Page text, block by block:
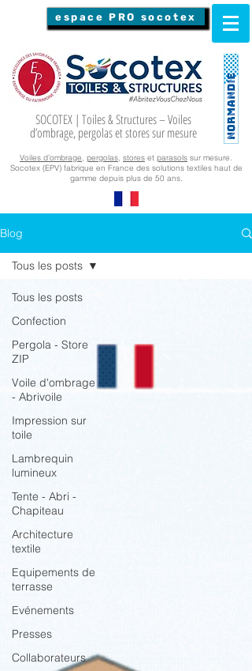
espace PRO socotex
SOCOTEX | Toiles & Structures – Voiles
d’ombrage, pergolas et stores sur mesure
Voiles d’ombrage, pergolas, stores et parasols sur mesure.
Socotex (EPV) fabrique en France des solutions textiles haut de
gamme depuis plus de 50 ans.
Blog
Tous les posts
Confection
Pergola - Store
ZIP
Voile d'ombrage
- Abrivoile
Impression sur
toile
Lambrequin
lumineux
Tente - Abri -
Chapiteau
Architecture
textile
Equipements de
terrasse
Evénements
Presses
Collaborateurs
Tous les posts